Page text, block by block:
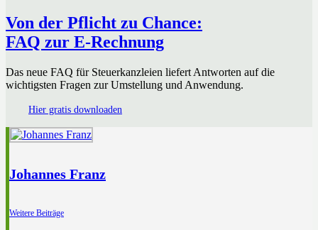
Von der Pflicht zu Chance:
FAQ zur E-Rechnung
Das neue FAQ für Steuerkanzleien liefert Antworten auf die
wichtigsten Fragen zur Umstellung und Anwendung.
Hier gratis downloaden
Johannes Franz
Weitere Beiträge